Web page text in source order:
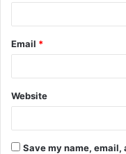
Email *
Website
Save my name,